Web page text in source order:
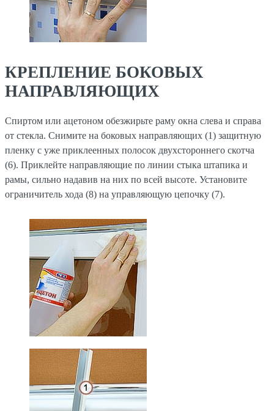
КРЕПЛЕНИЕ БОКОВЫХ
НАПРАВЛЯЮЩИХ
Спиртом или ацетоном обезжирьте раму окна слева и справа
от стекла. Снимите на боковых направляющих (1) защитную
пленку с уже приклеенных полосок двухстороннего скотча
(6). Приклейте направляющие по линии стыка штапика и
рамы, сильно надавив на них по всей высоте. Установите
ограничитель хода (8) на управляющую цепочку (7).